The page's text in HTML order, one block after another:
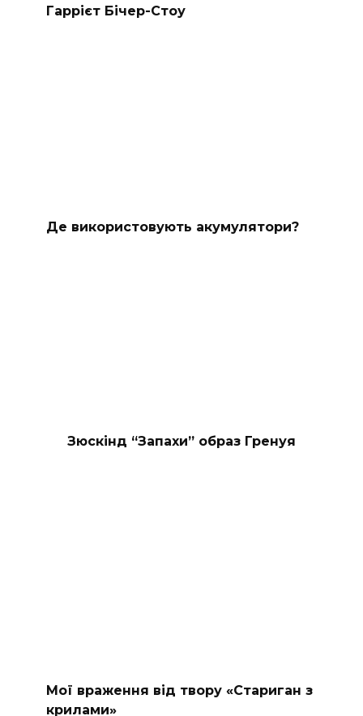
Гаррієт Бічер-Стоу
Де використовують акумулятори?
Зюскінд “Запахи” образ Гренуя
Мої враження від твору «Стариган з
крилами»